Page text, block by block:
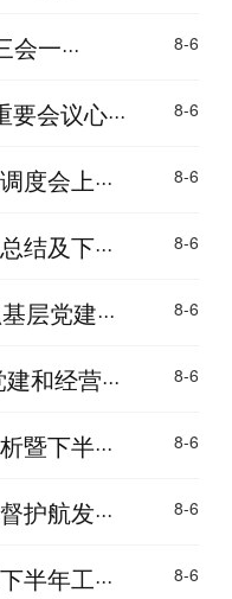
一··· 8-6
会议心··· 8-6
会上··· 8-6
及下··· 8-6
层党建··· 8-6
和经营··· 8-6
下半··· 8-6
航发··· 8-6
年工··· 8-6